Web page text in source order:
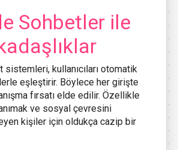
Sohbetler ile
kullanıcıları otomatik
eşleştirir. Böylece her girişte
fırsatı elde edilir. Özellikle
ve sosyal çevresini
kişiler için oldukça cazip bir